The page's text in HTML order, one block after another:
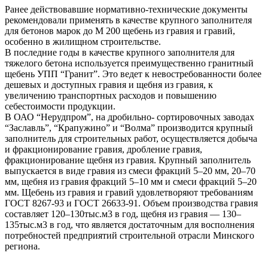
Ранее действовавшие нормативно-технические документы
рекомендовали применять в качестве крупного заполнителя
для бетонов марок до М 200 щебень из гравия и гравий,
особенно в жилищном строительстве.
В последние годы в качестве крупного заполнителя для
тяжелого бетона используется преимущественно гранитный
щебень УПП “Гранит”. Это ведет к невостребованности более
дешевых и доступных гравия и щебня из гравия, к
увеличению транспортных расходов и повышению
себестоимости продукции.
В ОАО “Нерудпром”, на дробильно- сортировочных заводах
“Заславль”, “Крапужино” и “Волма” производится крупный
заполнитель для строительных работ, осуществляется добыча
и фракционирование гравия, дробление гравия,
фракционирование щебня из гравия. Крупный заполнитель
выпускается в виде гравия из смеси фракций 5–20 мм, 20–70
мм, щебня из гравия фракций 5–10 мм и смеси фракций 5–20
мм. Щебень из гравия и гравий удовлетворяют требованиям
ГОСТ 8267-93 и ГОСТ 26633-91. Объем производства гравия
составляет 120–130тыс.м3 в год, щебня из гравия — 130–
135тыс.м3 в год, что является достаточным для восполнения
потребностей предприятий строительной отрасли Минского
региона.